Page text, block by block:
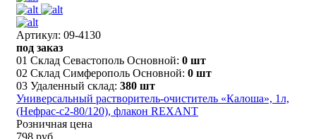
Артикул: 09-4130
под заказ
01 Склад Севастополь Основной: 0 шт
02 Склад Симферополь Основной: 0 шт
03 Удаленный склад: 380 шт
Универсальный растворитель-очиститель «Калоша», 1л,
(Нефрас-с2-80/120), флакон REXANT
Розничная цена
798 руб.